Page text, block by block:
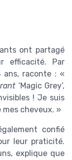
ont partagé
efficacité. Par
ans, raconte : «
‘Magic Grey’,
! Je suis
cheveux. »
confié
leur praticité.
explique que